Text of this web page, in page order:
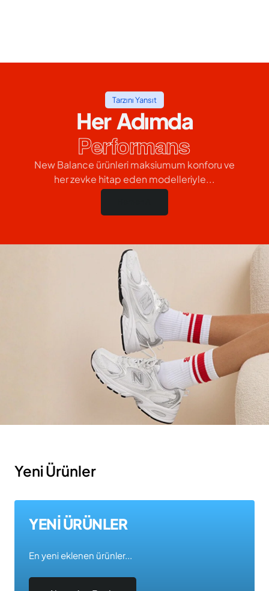
Tarzını Yansıt
Her Adımda
Performans
New Balance ürünleri maksiumum konforu ve
her zevke hitap eden modelleriyle...
Yeni Ürünler
YENİ ÜRÜNLER
En yeni eklenen ürünler...